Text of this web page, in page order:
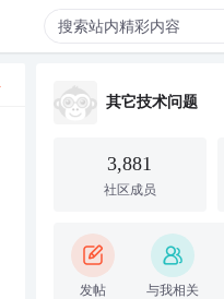
其它技术问题
3,881
社区成员
发帖 与我相关